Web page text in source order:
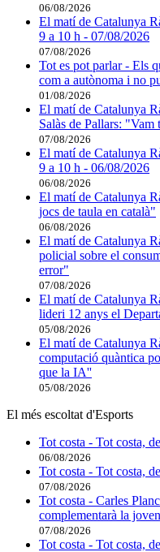
06/08/2026
El matí de Catalunya
9 a 10 h - 07/08/2026
07/08/2026
Tot es pot parlar - Els
com a autònoma i no
01/08/2026
El matí de Catalunya
Salàs de Pallars:
07/08/2026
El matí de Catalunya
9 a 10 h - 06/08/2026
06/08/2026
El matí de Catalunya
jocs de taula en català"
06/08/2026
El matí de Catalunya
policial sobre el
error"
07/08/2026
El matí de Catalunya
lideri 12 anys el
05/08/2026
El matí de Catalunya
computació quàntica
que la IA''
05/08/2026
El més escoltat d'Esports
Tot costa - Tot costa,
06/08/2026
Tot costa - Tot costa,
07/08/2026
Tot costa - Carles
complementarà la
07/08/2026
Tot costa - Tot costa,